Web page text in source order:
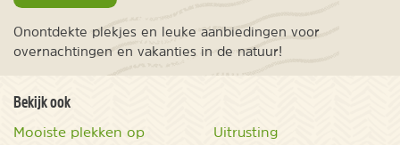
Onontdekte plekjes en leuke aanbiedingen voor
overnachtingen en vakanties in de natuur!
Bekijk ook
Mooiste plekken op
Uitrusting